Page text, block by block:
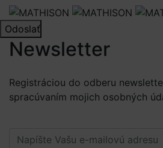
Odoslať
Newsletter
Registráciou do odberu
spracúvaním mojich osobných